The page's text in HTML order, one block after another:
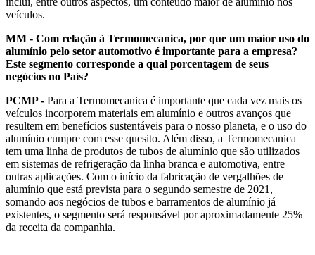
veículos.
MM - Com relação à Termomecanica, por que um maior uso do
alumínio pelo setor automotivo é importante para a empresa?
Este segmento corresponde a qual porcentagem de seus
negócios no País?
PCMP - Para a Termomecanica é importante que cada vez mais os
veículos incorporem materiais em alumínio e outros avanços que
resultem em benefícios sustentáveis para o nosso planeta, e o uso do
alumínio cumpre com esse quesito. Além disso, a Termomecanica
tem uma linha de produtos de tubos de alumínio que são utilizados
em sistemas de refrigeração da linha branca e automotiva, entre
outras aplicações. Com o início da fabricação de vergalhões de
alumínio que está prevista para o segundo semestre de 2021,
somando aos negócios de tubos e barramentos de alumínio já
existentes, o segmento será responsável por aproximadamente 25%
da receita da companhia.